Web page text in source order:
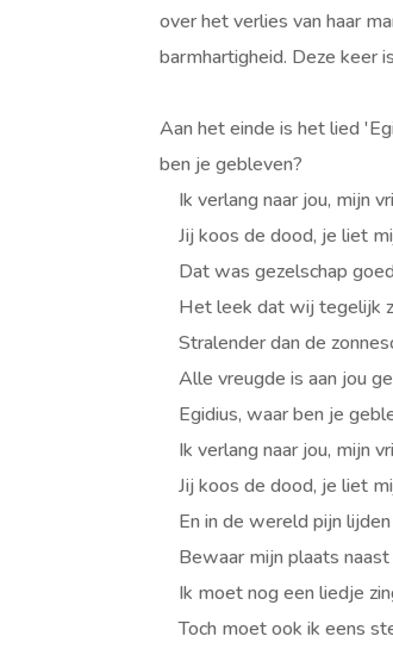
over het verlies van haar
barmhartigheid. Deze keer
Aan het einde is het lied
ben je gebleven?
Ik verlang naar jou, mijn
Jij koos de dood, je liet
Dat was gezelschap
Het leek dat wij tegelijk
Stralender dan de
Alle vreugde is aan jou
Egidius, waar ben je
Ik verlang naar jou, mijn
Jij koos de dood, je liet
En in de wereld pijn lijden
Bewaar mijn plaats naast
Ik moet nog een liedje
Toch moet ook ik eens